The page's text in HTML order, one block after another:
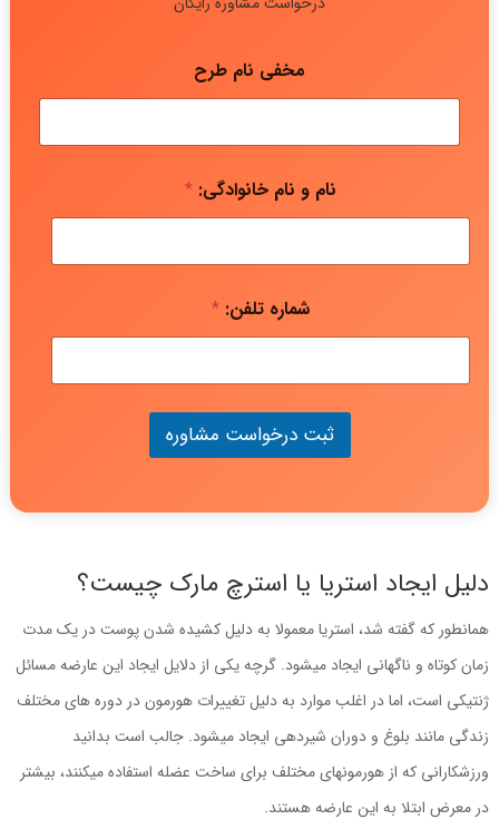
مخفی نام طرح
نام و نام خانوادگی: *
شماره تلفن: *
ثبت درخواست مشاوره
دلیل ایجاد استریا یا استرچ مارک چیست؟
همانطور که گفته شد، استریا معمولا به دلیل کشیده شدن پوست در یک مدت
زمان کوتاه و ناگهانی ایجاد میشود. گرچه یکی از دلایل ایجاد این عارضه مسائل
ژنتیکی است، اما در اغلب موارد به دلیل تغییرات هورمون در دوره های مختلف
زندگی مانند بلوغ و دوران شیردهی ایجاد میشود. جالب است بدانید
ورزشکارانی که از هورمونهای مختلف برای ساخت عضله استفاده میکنند، بیشتر
در معرض ابتلا به این عارضه هستند.